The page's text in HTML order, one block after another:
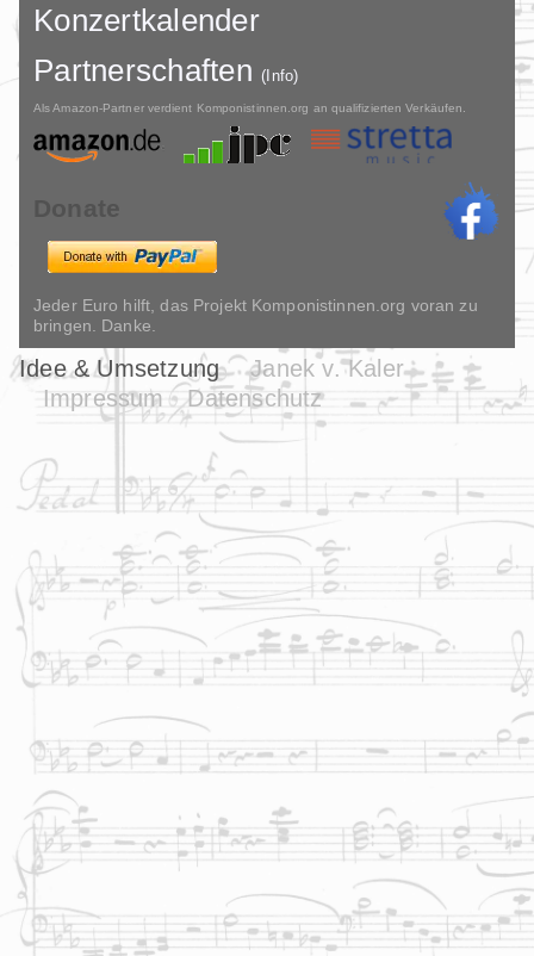
Konzertkalender
Partnerschaften(Info)
Als Amazon-Partner verdient Komponistinnen.org an qualifizierten Verkäufen.
Donate
Jeder Euro hilft, das Projekt Komponistinnen.org voran zu
bringen. Danke.
Idee & Umsetzung
Janek v. Kaler
Impressum
Datenschutz